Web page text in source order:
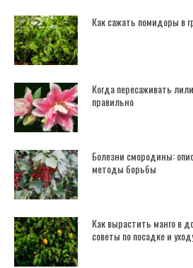
Как сажать помидоры в
Когда пересаживать
правильно
Болезни смородины:
методы борьбы
Как вырастить манго в
советы по посадке и